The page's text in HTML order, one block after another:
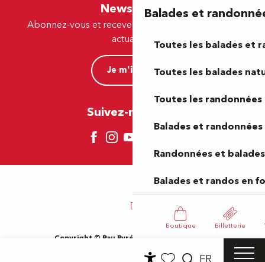
Balades et
Toutes les balades et
Toutes les balades
Toutes les randonnées
Balades et
Randonnées et
Balades et randos en
Boutique Billetterie
FR
Newsletter
Abonnez-vous et recevez par e-mail nos offres et
actualités.
Je m'inscris
Suivez-nous ici !
Copyright © Pau Pyrénées Tourisme 2024
Gestion des cookies
Accessibilité du site : Non-conforme